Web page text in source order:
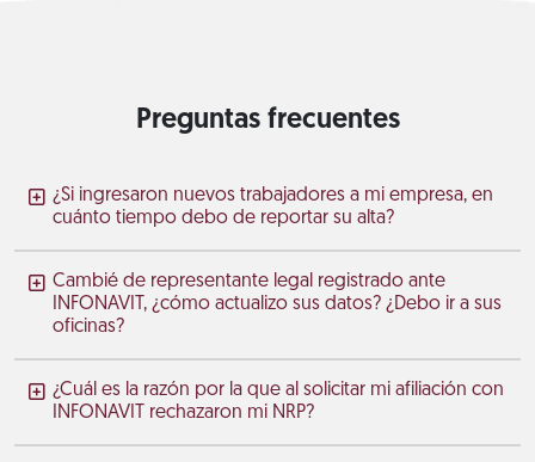
Preguntas frecuentes
¿Si ingresaron nuevos trabajadores a mi empresa, en
cuánto tiempo debo de reportar su alta?
Cambié de representante legal registrado ante
INFONAVIT, ¿cómo actualizo sus datos? ¿Debo ir a sus
oficinas?
¿Cuál es la razón por la que al solicitar mi afiliación con
INFONAVIT rechazaron mi NRP?